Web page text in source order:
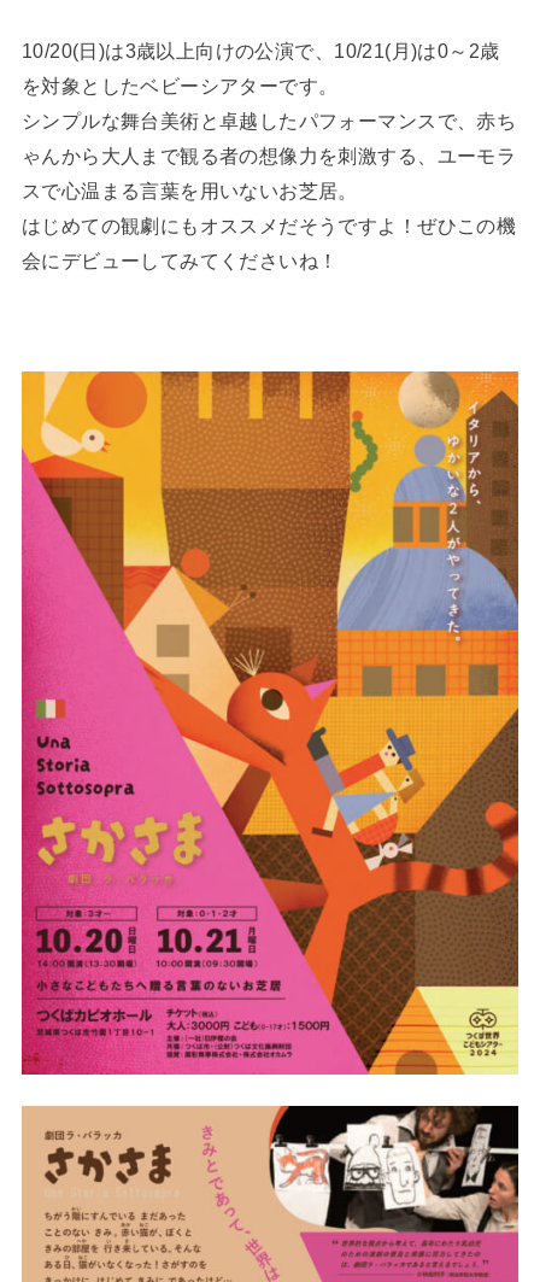
10/20(日)は3歳以上向けの公演で、10/21(月)は0～2歳
を対象としたベビーシアターです。
シンプルな舞台美術と卓越したパフォーマンスで、赤ち
ゃんから大人まで観る者の想像力を刺激する、ユーモラ
スで心温まる言葉を用いないお芝居。
はじめての観劇にもオススメだそうですよ！ぜひこの機
会にデビューしてみてくださいね！